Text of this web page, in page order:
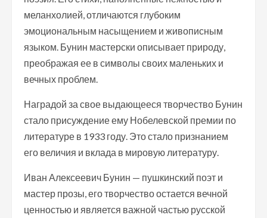
меланхолией, отличаются глубоким
эмоциональным насыщением и живописным
языком. Бунин мастерски описывает природу,
преображая ее в символы своих маленьких и
вечных проблем.
Наградой за свое выдающееся творчество Бунин
стало присуждение ему Нобелевской премии по
литературе в 1933 году. Это стало признанием
его величия и вклада в мировую литературу.
Иван Алексеевич Бунин — пушкинский поэт и
мастер прозы, его творчество остается вечной
ценностью и является важной частью русской